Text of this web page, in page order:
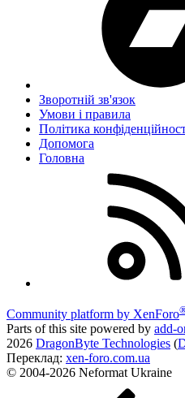
Зворотній зв'язок
Умови і правила
Політика
Дoпoмoга
Головна
Community platform by XenForo
Parts of this site powered by add-
2026 DragonByte Technologies (
Переклад: xen-foro.com.ua
© 2004-2026 Neformat Ukraine